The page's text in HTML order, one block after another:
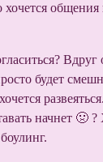
хочется общения
Вдруг
будет
начнет 🤢 ?